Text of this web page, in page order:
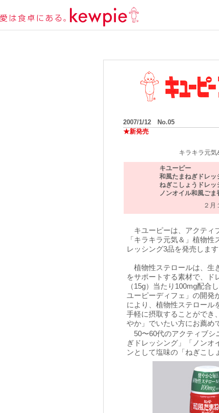
2007/1/12 No.05
★新発売
キラキラ元
キユーピー
和風たまねぎドレ
ねぎこしょうドレ
ノンオイル和風ご
２月
キユーピーは、アクティ
「キラキラ元気＆」植物性
レッシング3品を発売しま
植物性ステロールは、生
をサポートする素材で、ド
（15g）当たり100mg配合
ユーピーディフェ」の開発
により、植物性ステロール
手軽に摂取することができ
やか」でいたい方にお薦め
50〜60代のアクティブシ
ぎドレッシング」「ノンオ
ンとして塩味の「ねぎこし